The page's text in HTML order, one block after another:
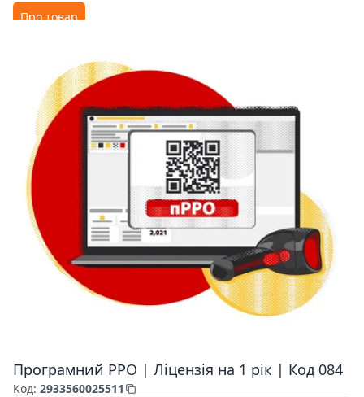
Про товар
Програмний РРО | Ліцензія на 1 рік | Код 084
Код: 2933560025511